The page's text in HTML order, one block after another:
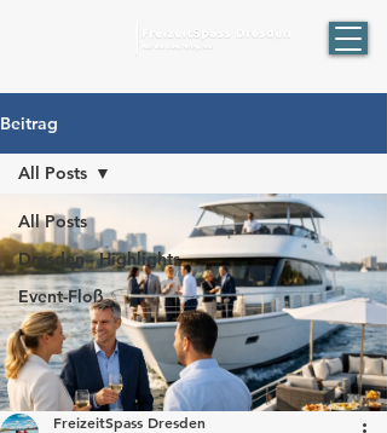
Beitrag
All Posts
Dresden - Highlights
Event-Floß
All Posts
FreizeitSpass Dresden